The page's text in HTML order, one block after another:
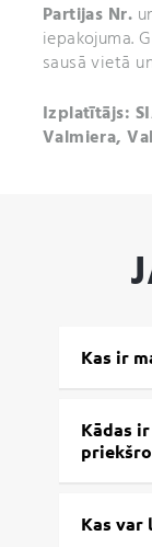
Partijas Nr.
iepakojuma.
sausā vietā
Izplatītājs:
Valmiera,
Kas ir
Kādas
Kas var